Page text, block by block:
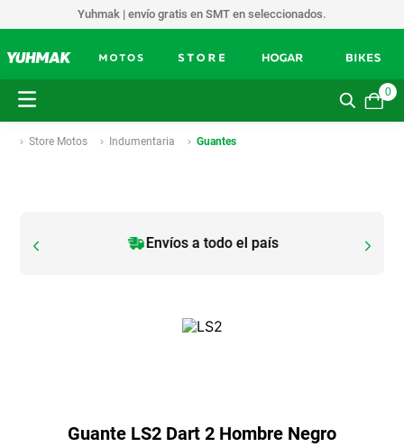
Yuhmak | envío gratis en SMT en seleccionados.
0
Store Motos Indumentaria Guantes
Envíos a todo el país
Guante LS2 Dart 2 Hombre Negro